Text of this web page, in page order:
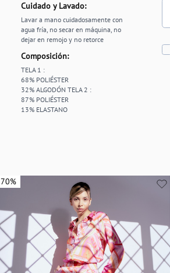
Cuidado y Lavado:
Lavar a mano cuidadosamente con
agua fría, no secar en máquina, no
dejar en remojo y no retorce
Composición:
TELA 1 :
68% POLIÉSTER
32% ALGODÓN TELA 2 :
87% POLIÉSTER
13% ELASTANO
70%
70%